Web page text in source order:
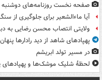
صفحه نخست روزنامه‌های دوشنبه ۱۹ مرداد ۱۴۰۵
آیا ماءالشعیر برای جلوگیری از
ولایتی انتصاب محسن رضایی به
پهپادهای شاهد از دید رادارها
در مسیر تولد ابریشم
لحظۀ شلیک موشک‌ها و پهپادهای